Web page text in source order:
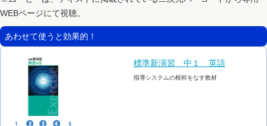
WEBページにて視聴。
あわせて使うと効果的！
標準新演習 中１ 英語
指導システムの根幹をなす教材